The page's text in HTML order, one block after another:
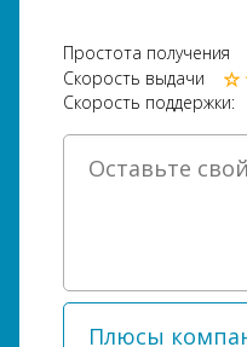
Простота получения
Скорость выдачи
Скорость поддержки: